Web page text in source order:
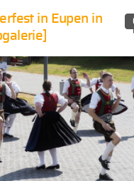
in Eupen in